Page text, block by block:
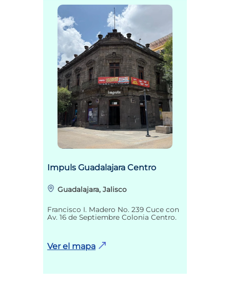
Impuls Guadalajara Centro
Guadalajara, Jalisco
Francisco I. Madero No. 239 Cuce con
Av. 16 de Septiembre Colonia Centro.
Ver el mapa